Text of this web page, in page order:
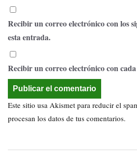
Recibir un correo electrónico con los
esta entrada.
Recibir un correo electrónico con
Este sitio usa Akismet para reducir el
procesan los datos de tus comentarios.